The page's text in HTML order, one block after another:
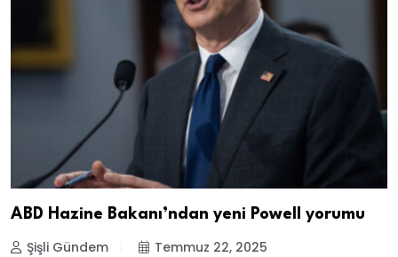
ABD Hazine Bakanı’ndan yeni Powell yorumu
Şişli Gündem
Temmuz 22, 2025